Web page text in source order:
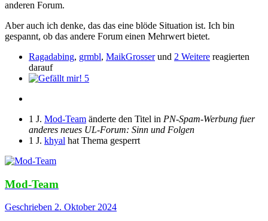
anderen Forum.
Aber auch ich denke, das das eine blöde Situation ist. Ich bin
gespannt, ob das andere Forum einen Mehrwert bietet.
Ragadabing, grmbl, MaikGrosserund 2 Weitere reagierten
darauf
5
1 J. Mod-Team änderte den Titel in PN-Spam-Werbung fuer
anderes neues UL-Forum: Sinn und Folgen
1 J. khyal hat Thema gesperrt
Mod-Team
Geschrieben 2. Oktober 2024